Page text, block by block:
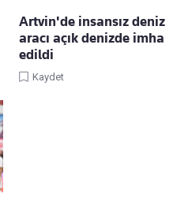
Artvin'de insansız deniz
aracı açık denizde imha
edildi
Kaydet